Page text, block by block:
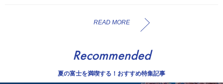
READ MORE
Recommended
夏の富士を満喫する！おすすめ特集記事